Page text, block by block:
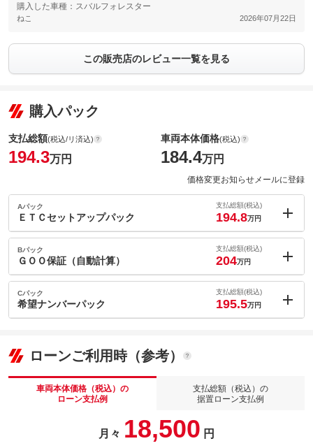
購入した車種：スバルフォレスター
ねこ 2026年07月22日
この販売店のレビュー一覧を見る
購入パック
支払総額(税込/リ済込)
194.3万円
車両本体価格(税込)
184.4万円
価格変更お知らせメールに登録
Aパック
ＥＴＣセットアップパック
支払総額(税込)
194.8万円
内：オプシ
ョン価格
(税込)
車両本体価
184.4万円
パック内容
め致します。
Bパック
ＧＯＯ保証（自動計算）
支払総額(税込)
204万円
内：オプシ
ョン価格
(税込)
車両本体価
パック内容
度です。業界最多水準の保証範囲と安心の価格設定で、あなたの
カーライフを強力にサポートします。
Cパック
希望ナンバーパック
支払総額(税込)
195.5万円
車両本体価
184.4
ローンご利用時（参考）
車両本体価格（税込）の
ローン支払例
支払総額（税込）の
据置ローン支払例
月々 18,500 円